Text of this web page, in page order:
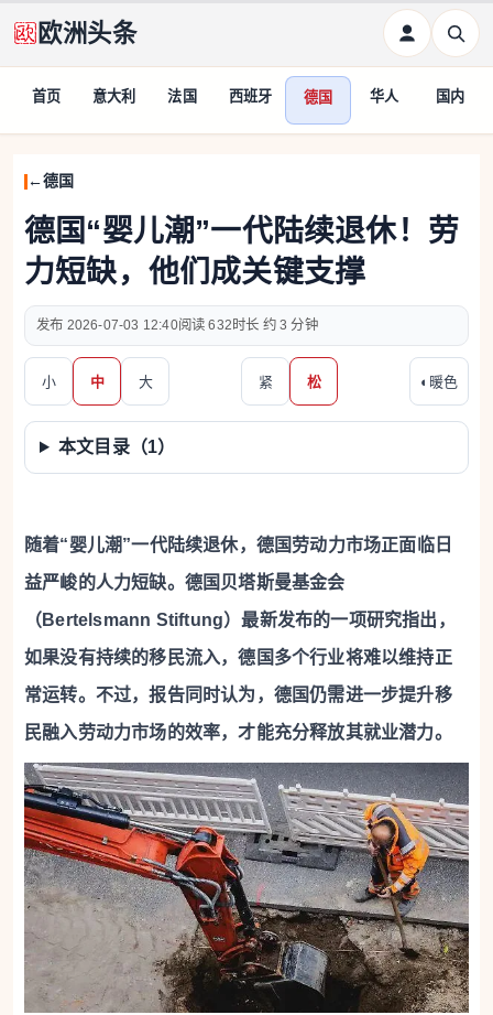
欧洲头条
首页 意大利 法国 西班牙 德国 华人 国内
德国
德国“婴儿潮”一代陆续退休！劳
力短缺，他们成关键支撑
2026-07-03 12:40 632 约 3 分钟
小 中 大 紧 松 ◐ 暖色
本文目录（1）
随着“婴儿潮”一代陆续退休，德国劳动力市场正面临日
益严峻的人力短缺。德国贝塔斯曼基金会
（Bertelsmann Stiftung）最新发布的一项研究指出，
如果没有持续的移民流入，德国多个行业将难以维持正
常运转。不过，报告同时认为，德国仍需进一步提升移
民融入劳动力市场的效率，才能充分释放其就业潜力。